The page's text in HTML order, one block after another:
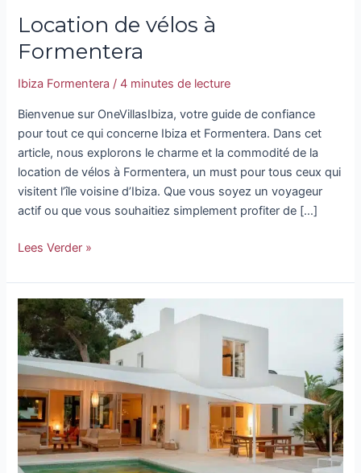
Location de vélos à
Formentera
Ibiza Formentera /4 minutes de lecture
Bienvenue sur OneVillasIbiza, votre guide de confiance
pour tout ce qui concerne Ibiza et Formentera. Dans cet
article, nous explorons le charme et la commodité de la
location de vélos à Formentera, un must pour tous ceux qui
visitent l’île voisine d’Ibiza. Que vous soyez un voyageur
actif ou que vous souhaitiez simplement profiter de […]
Lees Verder »
Découvrez
le
charme
d’Ibiza
les
villas
bord